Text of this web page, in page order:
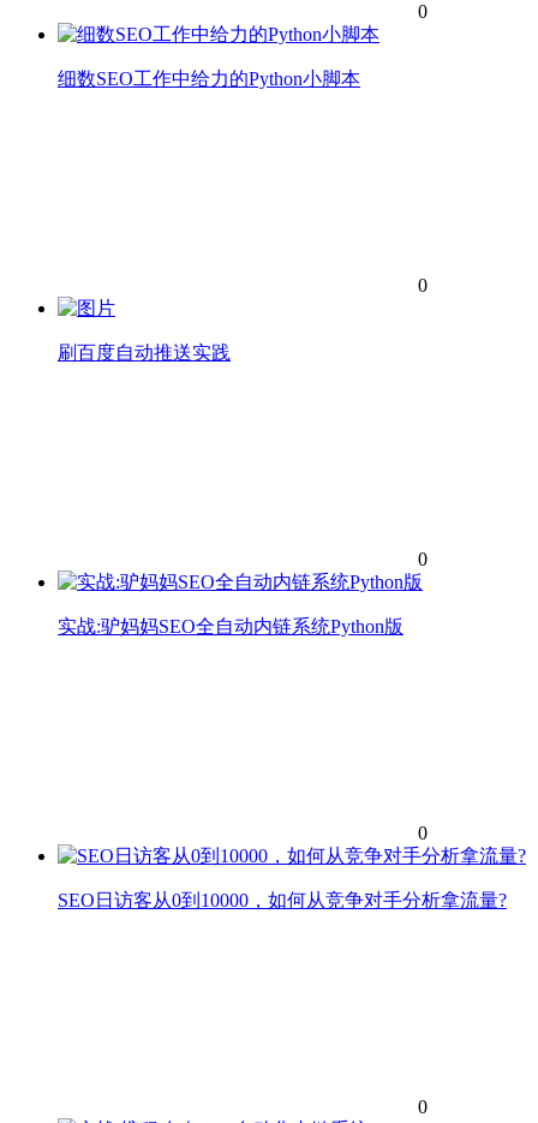
0
细数SEO工作中给力的Python小脚本
0
刷百度自动推送实践
0
实战:驴妈妈SEO全自动内链系统Python版
0
SEO日访客从0到10000，如何从竞争对手分析拿流量?
0